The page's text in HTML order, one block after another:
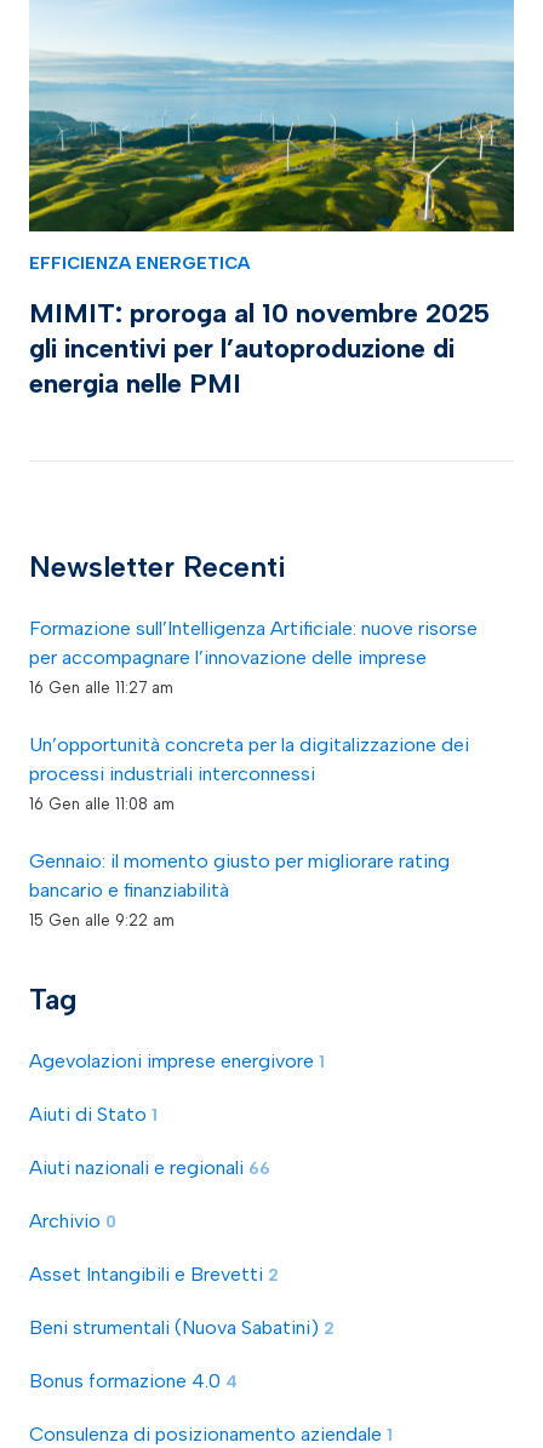
EFFICIENZA ENERGETICA
MIMIT: proroga al 10 novembre 2025
gli incentivi per l’autoproduzione di
energia nelle PMI
Newsletter Recenti
Formazione sull’Intelligenza Artificiale: nuove risorse
per accompagnare l’innovazione delle imprese
16 Gen alle 11:27 am
Un’opportunità concreta per la digitalizzazione dei
processi industriali interconnessi
16 Gen alle 11:08 am
Gennaio: il momento giusto per migliorare rating
bancario e finanziabilità
15 Gen alle 9:22 am
Tag
Agevolazioni imprese energivore 1
Aiuti di Stato 1
Aiuti nazionali e regionali 66
Archivio 0
Asset Intangibili e Brevetti 2
Beni strumentali (Nuova Sabatini) 2
Bonus formazione 4.0 4
Consulenza di posizionamento aziendale 1